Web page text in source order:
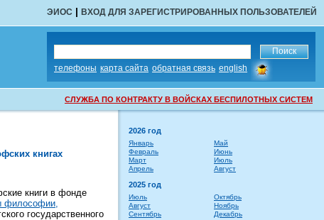
ЭИОС | ВХОД ДЛЯ ЗАРЕГИСТРИРОВАННЫХ ПОЛЬЗОВАТЕЛЕЙ
телефоны карта сайта обратная связь english
сообщить
об
ошибке
СЛУЖБА ПО КОНТРАКТУ В ВОЙСКАХ БЕСПИЛОТНЫХ СИСТЕМ
книгах
книги в фонде
философии,
государственного
2026 год
Январь
Февраль
Март
Апрель
Май
Июнь
Июль
Август
2025 год
Июль
Август
Сентябрь
Октябрь
Ноябрь
Декабрь